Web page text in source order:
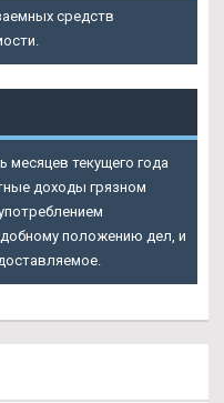
средств
месяцев текущего года
доходы грязном
положению дел, и